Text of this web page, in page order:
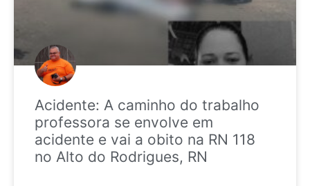
Acidente: A caminho do trabalho
professora se envolve em
acidente e vai a obito na RN 118
no Alto do Rodrigues, RN